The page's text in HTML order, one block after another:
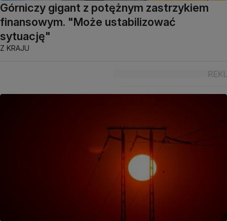
Górniczy gigant z potężnym zastrzykiem
finansowym. "Może ustabilizować
sytuację"
Z KRAJU